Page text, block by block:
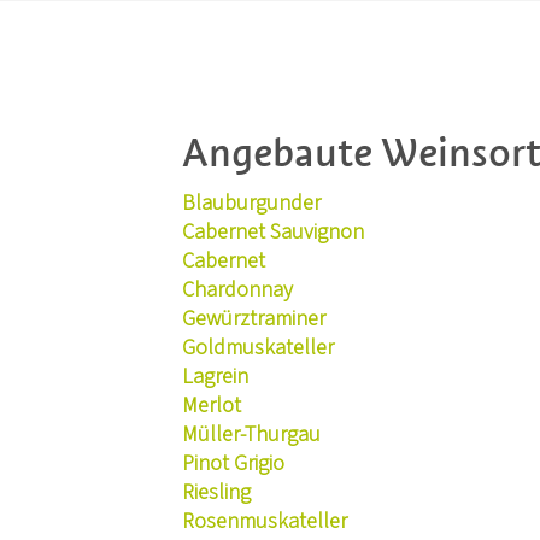
Angebaute
Blauburgunder
Cabernet Sauvignon
Cabernet
Chardonnay
Gewürztraminer
Goldmuskateller
Lagrein
Merlot
Müller-Thurgau
Pinot Grigio
Riesling
Rosenmuskateller